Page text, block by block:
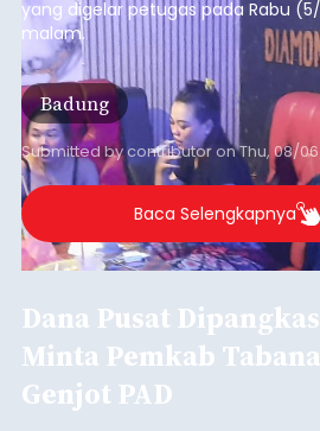
yang digelar petugas pada Rabu
malam.
Badung
Submitted bycontributoronThu, 08/
Baca Selengkapnya
Dana Pusat
Minta Pemkab
Genjot PAD